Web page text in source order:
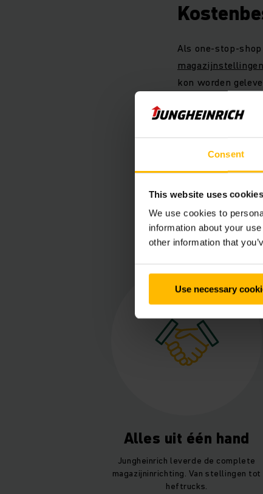
Consent
This website uses cookies
We use cookies to
information about your
other information that
Use necessary
Als one-stop-
magazijnstellingen
kon worden
In totaal leverde
Alle trucks – drie
worden geleaset.
Assendelft
Alles uit één hand
Jungheinrich leverde de complete
magazijninrichting. Van stellingen tot
heftrucks.